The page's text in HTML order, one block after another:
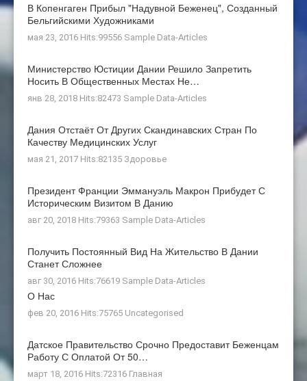
В Копенгаген Прибыл "Надувной Беженец", Созданный
Бельгийскими Художниками
мая 23, 2016 Hits:99556 Sample Data-Articles
Министерство Юстиции Дании Решило Запретить
Носить В Общественных Местах Не…
янв 28, 2018 Hits:82473 Sample Data-Articles
Дания Отстаёт От Других Скандинавских Стран По
Качеству Медицинских Услуг
мая 21, 2017 Hits:82135 Здоровье
Президент Франции Эммануэль Макрон Прибудет С
Историческим Визитом В Данию
авг 20, 2018 Hits:79363 Sample Data-Articles
Получить Постоянный Вид На Жительство В Дании
Станет Сложнее
авг 30, 2016 Hits:76619 Sample Data-Articles
О Нас
фев 20, 2016 Hits:75765 Uncategorised
Датское Правительство Срочно Предоставит Беженцам
Работу С Оплатой От 50…
март 18, 2016 Hits:72316 Главная